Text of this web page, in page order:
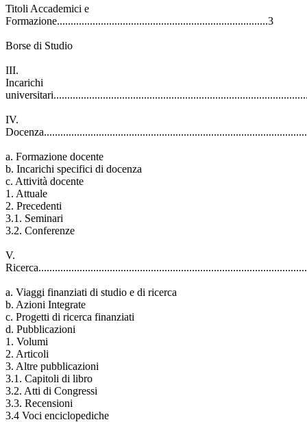
Titoli Accademici e
Formazione.............................................................................3
Borse di Studio
III.
Incarichi
IV.
a. Formazione docente
b. Incarichi specifici di docenza
c. Attività docente
1. Attuale
2. Precedenti
3.1. Seminari
3.2. Conferenze
V.
a. Viaggi finanziati di studio e di ricerca
b. Azioni Integrate
c. Progetti di ricerca finanziati
d. Pubblicazioni
1. Volumi
2. Articoli
3. Altre pubblicazioni
3.1. Capitoli di libro
3.2. Atti di Congressi
3.3. Recensioni
3.4 Voci enciclopediche